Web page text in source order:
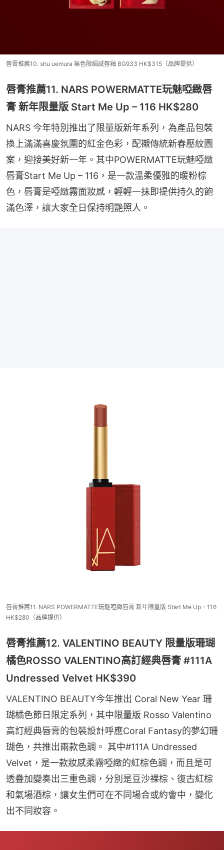
唇膏推薦10. shu uemura 無色限絹感唇釉 BG933 HK$315（品牌提供）
唇膏推薦11. NARS POWERMATTE玩魅啞緻唇
膏 新年限量版 Start Me Up – 116 HK$280
NARS 今年特別推出了限量版新年系列，為產品包裝
換上滿滿喜慶氛圍的紅金色彩，配襯傳統新春壓紋圖
案，迎接美好新一年。其中POWERMATTE玩魅啞緻
唇膏Start Me Up – 116，是一款溫柔優雅的暖粉棕
色，唇膏是啞緻霧面妝感，輕輕一抹即提供持久的飽
滿色澤，讓大家全日保持明艷照人。
唇膏推薦11. NARS POWERMATTE玩魅啞緻唇膏 新年限量版 Start Me Up – 116
HK$280（品牌提供）
唇膏推薦12. VALENTINO BEAUTY 限量版珊瑚
橘色ROSSO VALENTINO高訂經典唇膏 #111A
Undressed Velvet HK$390
VALENTINO BEAUTY今年推出 Coral New Year 珊
瑚橘色節日限定系列，其中限量版 Rosso Valentino
高訂經典唇膏的包裝設計呼應Coral Fantasy的夢幻珊
瑚色，共推出兩款色調。 其中#111A Undressed
Velvet，是一款妝感柔霧啞緻的紅棕色調，而且是可
透疊加變奏出三重色調，分別是豆沙裸棕、復古紅棕
和氣場酒棕，讓女生們可在不同場合或約會中，變化
出不同妝容。